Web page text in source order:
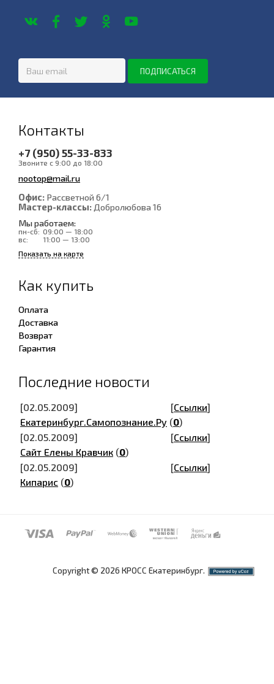
Контакты
+7 (950) 55-33-833
Звоните с 9:00 до 18:00
nootop@mail.ru
Офис: Рассветной 6/1
Мастер-классы: Добролюбова 16
Мы работаем:
пн-сб: 09:00 — 18:00
вс:
11:00 — 13:00
Показать на карте
Как купить
Оплата
Доставка
Возврат
Гарантия
Последние новости
[02.05.2009] [Ссылки]
Екатеринбург.Самопознание.Ру (0)
[02.05.2009]
[Ссылки]
Сайт Елены Кравчик (0)
[02.05.2009]
[Ссылки]
Кипарис (0)
Copyright © 2026 КРОСС Екатеринбург.